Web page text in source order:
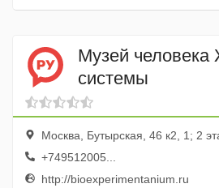
Музей
системы
Москва, Бутырская, 46 к2, 1; 2
+749512005...
http://bioexperimentanium.ru